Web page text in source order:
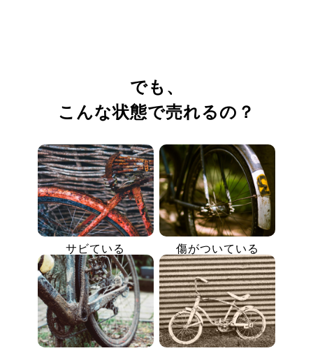
でも、
こんな状態で売れるの？
サビている 傷がついている